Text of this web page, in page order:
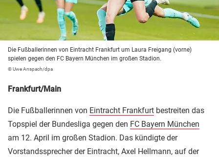
Die Fußballerinnen von Eintracht Frankfurt um Laura Freigang (vorne)
spielen gegen den FC Bayern München im großen Stadion.
© Uwe Anspach/dpa
Frankfurt/Main
Die Fußballerinnen von Eintracht Frankfurt bestreiten das
Topspiel der Bundesliga gegen den FC Bayern München
am 12. April im großen Stadion. Das kündigte der
Vorstandssprecher der Eintracht, Axel Hellmann, auf der